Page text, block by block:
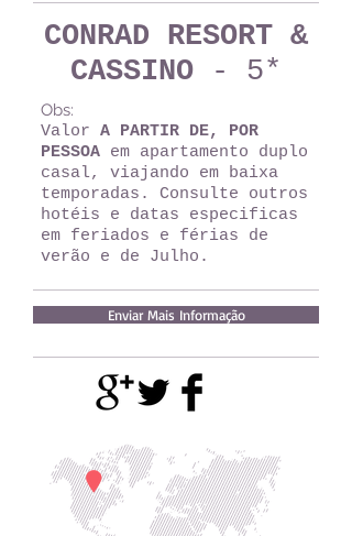
CONRAD RESORT &
CASSINO
- 5*
Obs:
Valor A PARTIR DE, POR
PESSOA em apartamento duplo
casal, viajando em baixa
temporadas. Consulte outros
hotéis e datas especificas
em feriados e férias de
verão e de Julho.
Enviar Mais Informação